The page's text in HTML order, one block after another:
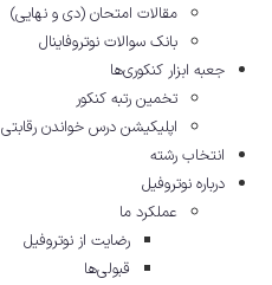
مقالات امتحان (دی و نهایی)
بانک سوالات نوتروفاینال
جعبه ابزار کنکوری‌ها
تخمین رتبه کنکور
اپلیکیشن درس خواندن رقابتی
انتخاب رشته
درباره نوتروفیل
عملکرد ما
رضایت از نوتروفیل
قبولی‌ها